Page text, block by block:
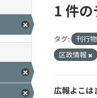
1 件
タグ: 刊行
区政情報
広報よこは